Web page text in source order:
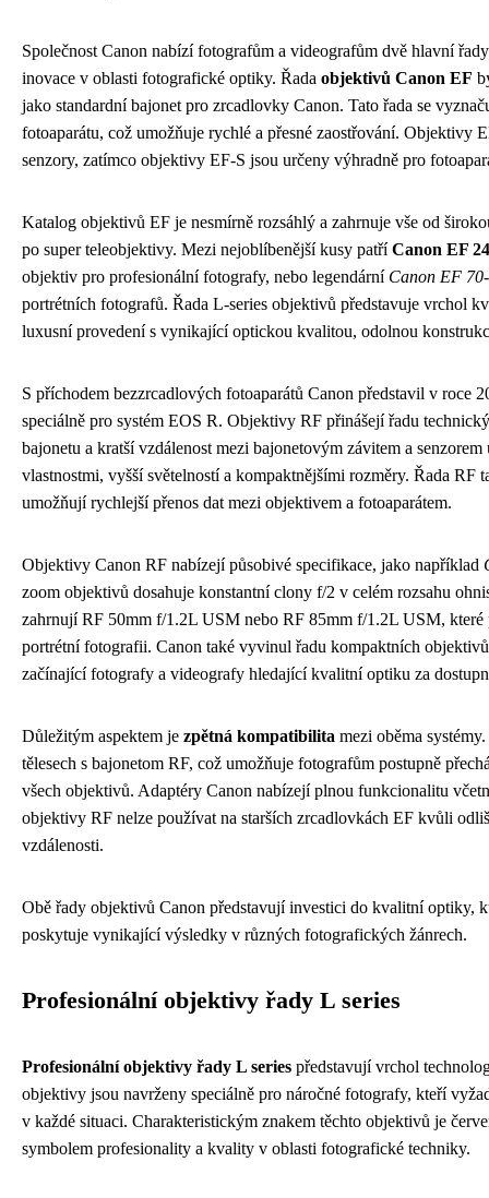
Společnost Canon nabízí fotografům a videografům dvě hlavní
inovace v oblasti fotografické optiky. Řada objektivů Canon EF
jako standardní bajonet pro zrcadlovky Canon. Tato řada se
fotoaparátu, což umožňuje rychlé a přesné zaostřování. Objektivy
senzory, zatímco objektivy EF-S jsou určeny výhradně pro
Katalog objektivů EF je nesmírně rozsáhlý a zahrnuje vše od
po super teleobjektivy. Mezi nejoblíbenější kusy patříCanon EF
objektiv pro profesionální fotografy, nebo legendární Canon EF
portrétních fotografů. Řada L-series objektivů představuje vrchol
luxusní provedení s vynikající optickou kvalitou, odolnou
S příchodem bezzrcadlových fotoaparátů Canon představil v roce
speciálně pro systém EOS R. Objektivy RF přinášejí řadu
bajonetu a kratší vzdálenost mezi bajonetovým závitem a
vlastnostmi, vyšší světelností a kompaktnějšími rozměry. Řada
umožňují rychlejší přenos dat mezi objektivem a fotoaparátem.
Objektivy Canon RF nabízejí působivé specifikace, jako například
zoom objektivů dosahuje konstantní clony f/2 v celém rozsahu
zahrnují RF 50mm f/1.2L USM nebo RF 85mm f/1.2L USM,
portrétní fotografii. Canon také vyvinul řadu kompaktních
začínající fotografy a videografy hledající kvalitní optiku za
Důležitým aspektem je zpětná kompatibilita mezi oběma
tělesech s bajonetom RF, což umožňuje fotografům postupně
všech objektivů. Adaptéry Canon nabízejí plnou funkcionalitu
objektivy RF nelze používat na starších zrcadlovkách EF kvůli
vzdálenosti.
Obě řady objektivů Canon představují investici do kvalitní optiky,
poskytuje vynikající výsledky v různých fotografických žánrech.
Profesionální objektivy řady L series
Profesionální objektivy řady L series představují vrchol
objektivy jsou navrženy speciálně pro náročné fotografy, kteří
v každé situaci. Charakteristickým znakem těchto objektivů je
symbolem profesionality a kvality v oblasti fotografické techniky.